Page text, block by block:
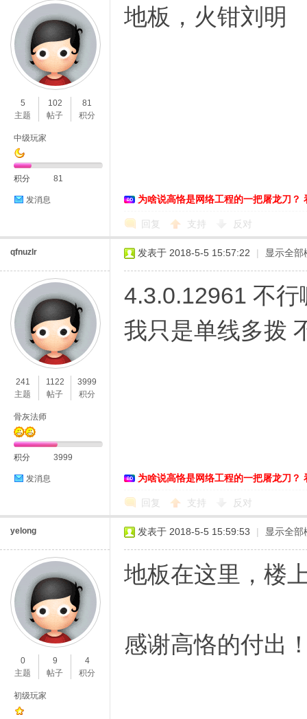
5
主题
102
帖子
81
积分
中级玩家
积分 81
发消息
地板，火钳刘明
为啥说高恪是网络工程的一把屠龙刀？
回复 支持 反对
qfnuzlr
241
主题
1122
帖子
3999
积分
骨灰法师
积分 3999
发消息
发表于 2018-5-5 15:57:22 | 显示全部
4.3.0.12961 不行
我只是单线多拨
为啥说高恪是网络工程的一把屠龙刀？
回复 支持 反对
yelong
0
主题
9
帖子
4
积分
初级玩家
发表于 2018-5-5 15:59:53 | 显示全部
地板在这里，楼
感谢高恪的付出